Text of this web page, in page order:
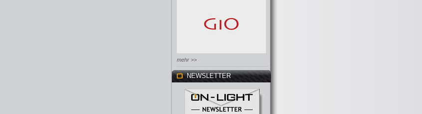
mehr >>
NEWSLETTER